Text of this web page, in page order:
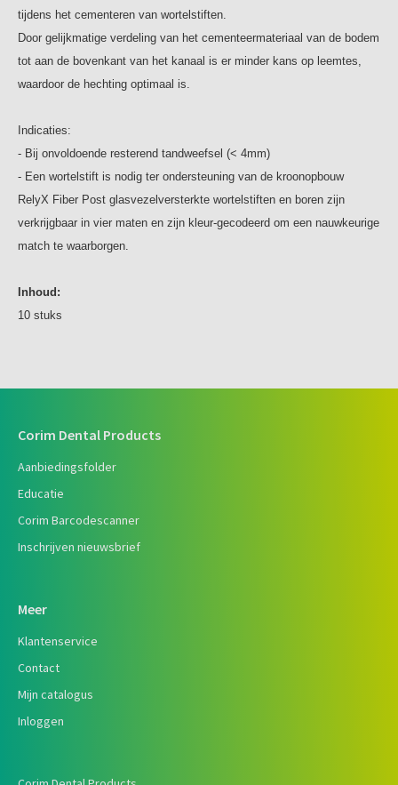
tijdens het cementeren van wortelstiften.
Door gelijkmatige verdeling van het cementeermateriaal van de bodem
tot aan de bovenkant van het kanaal is er minder kans op leemtes,
waardoor de hechting optimaal is.
Indicaties:
- Bij onvoldoende resterend tandweefsel (< 4mm)
- Een wortelstift is nodig ter ondersteuning van de kroonopbouw
RelyX Fiber Post glasvezelversterkte wortelstiften en boren zijn
verkrijgbaar in vier maten en zijn kleur-gecodeerd om een nauwkeurige
match te waarborgen.
Inhoud:
10 stuks
Corim Dental Products
Aanbiedingsfolder
Educatie
Corim Barcodescanner
Inschrijven nieuwsbrief
Meer
Klantenservice
Contact
Mijn catalogus
Inloggen